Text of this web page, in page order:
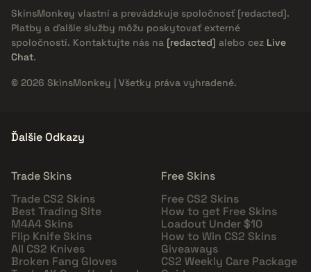
SkinsMonkey vlastní a prevádzkuje spoločnosť [redacted].
Platby a ďalšie služby môžu poskytovať externé
spoločnosti. Kontaktujte nás na [redacted] alebo cez Live
Chat.
© 2026 SkinsMonkey | Všetky práva vyhradené.
Ďalšie Odkazy
Trade Skins
Trade CS2 Skins
Best Trading Site
M4A4 Skins
Flip Knife Skins
All CS2 Knives
Broken Fang Gloves
Free Skins
Free CS2 Skins
How to get Free Skins
Loadout Under $10
How to Win CS2 Skins
Giveaways
CS2 Weekly Care Package